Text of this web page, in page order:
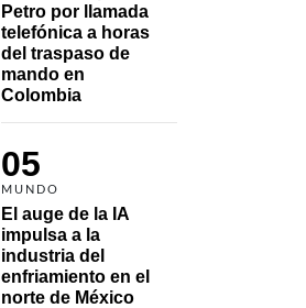
Petro por llamada
telefónica a horas
del traspaso de
mando en
Colombia
05
MUNDO
El auge de la IA
impulsa a la
industria del
enfriamiento en el
norte de México